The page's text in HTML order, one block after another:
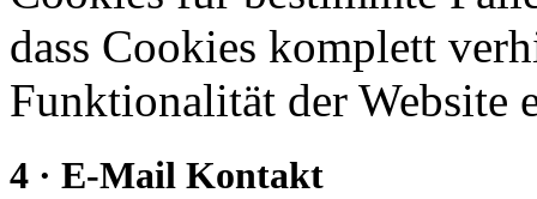
dass Cookies komplett
Funktionalität der Website
4 · E-Mail Kontakt